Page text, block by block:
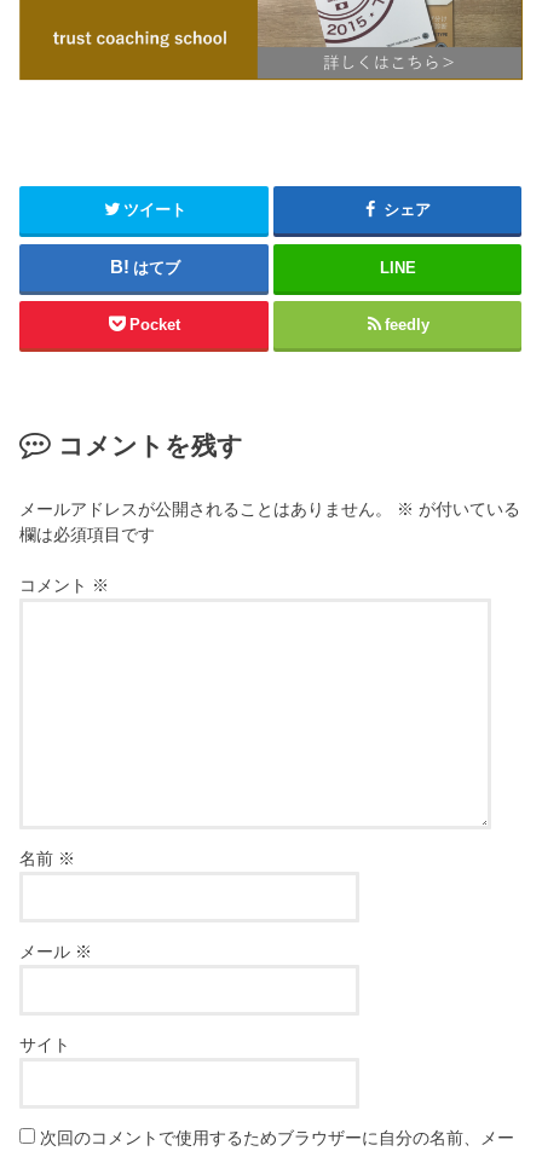
ツイート シェア
はてブ LINE
Pocket feedly
コメントを残す
メールアドレスが公開されることはありません。 ※ が付いている
欄は必須項目です
コメント ※
名前 ※
メール ※
サイト
次回のコメントで使用するためブラウザーに自分の名前、メー